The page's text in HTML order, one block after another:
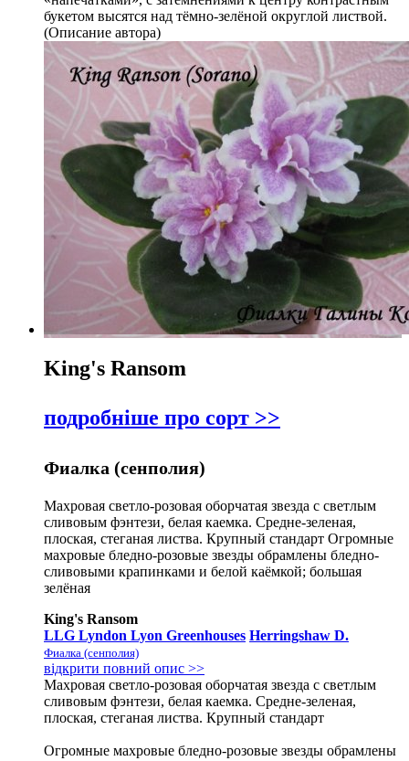
букетом высятся над тёмно-зелёной округлой листвой.
(Описание автора)
King's Ransom
подробніше про сорт >>
Фиалка (сенполия)
Махровая светло-розовая оборчатая звезда с светлым
сливовым фэнтези, белая каемка. Средне-зеленая,
плоская, стеганая листва. Крупный стандарт Огромные
махровые бледно-розовые звезды обрамлены бледно-
сливовыми крапинками и белой каёмкой; большая
зелёная
King's Ransom
LLG Lyndon Lyon Greenhouses Herringshaw D.
Фиалка (сенполия)
відкрити повний опис >>
Махровая светло-розовая оборчатая звезда с светлым
сливовым фэнтези, белая каемка. Средне-зеленая,
плоская, стеганая листва. Крупный стандарт
Огромные махровые бледно-розовые звезды обрамлены